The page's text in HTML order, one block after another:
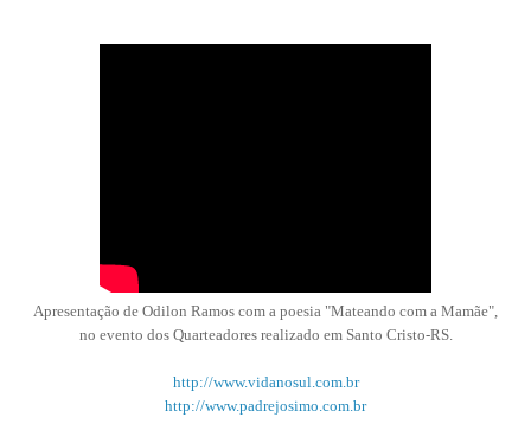
Apresentação de Odilon Ramos com a poesia "Mateando com a Mamãe",
no evento dos Quarteadores realizado em Santo Cristo-RS.
http://www.vidanosul.com.br
http://www.padrejosimo.com.br